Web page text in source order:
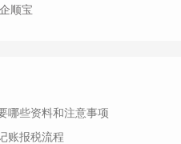
顺宝
哪些资料和注意事项
账报税流程